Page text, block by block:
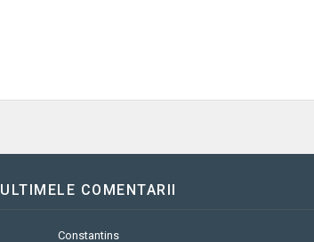
ULTIMELE COMENTARII
Constantins